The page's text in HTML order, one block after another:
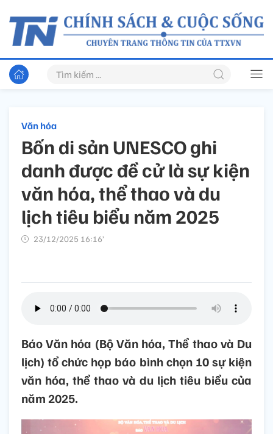
Văn hóa
Bốn di sản UNESCO ghi
danh được đề cử là sự kiện
văn hóa, thể thao và du
lịch tiêu biểu năm 2025
23/12/2025 16:16’
Báo Văn hóa (Bộ Văn hóa, Thể thao và Du
lịch) tổ chức họp báo bình chọn 10 sự kiện
văn hóa, thể thao và du lịch tiêu biểu của
năm 2025.